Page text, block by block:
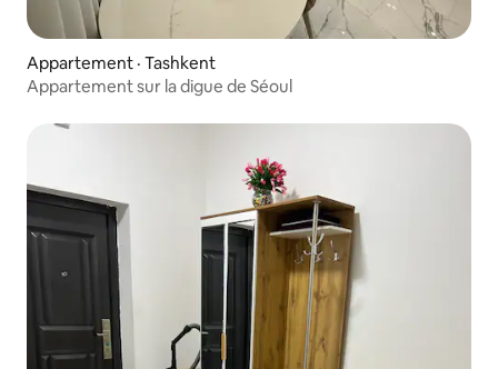
Appartement · Tashkent
Appartement sur la digue de Séoul